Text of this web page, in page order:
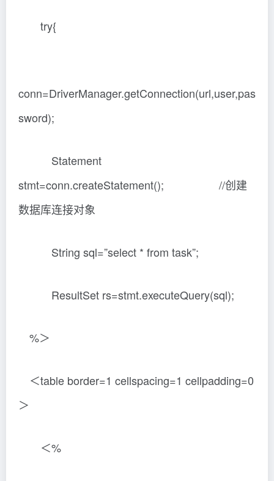
try{
conn=DriverManager.getConnection(url,user,pas
sword);
Statement
stmt=conn.createStatement(); //创建
数据库连接对象
String sql=”select * from task”;
ResultSet rs=stmt.executeQuery(sql);
%＞
＜table border=1 cellspacing=1 cellpadding=0
＞
＜%